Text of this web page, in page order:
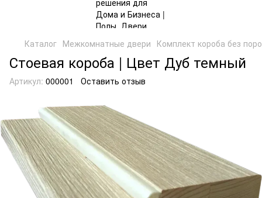
Каталог Межкомнатные двери Комплект короба без
Стоевая короба | Цвет Дуб темный
Артикул: 000001 Оставить отзыв